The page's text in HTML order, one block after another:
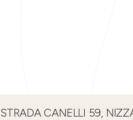
STRADA CANELLI 59,